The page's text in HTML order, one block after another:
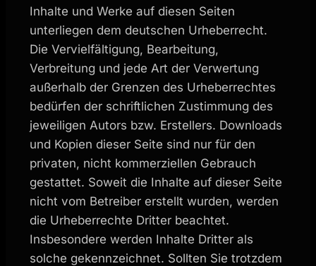
Inhalte und Werke auf diesen Seiten
unterliegen dem deutschen Urheberrecht.
Die Vervielfältigung, Bearbeitung,
Verbreitung und jede Art der Verwertung
außerhalb der Grenzen des Urheberrechtes
bedürfen der schriftlichen Zustimmung des
jeweiligen Autors bzw. Erstellers. Downloads
und Kopien dieser Seite sind nur für den
privaten, nicht kommerziellen Gebrauch
gestattet. Soweit die Inhalte auf dieser Seite
nicht vom Betreiber erstellt wurden, werden
die Urheberrechte Dritter beachtet.
Insbesondere werden Inhalte Dritter als
solche gekennzeichnet. Sollten Sie trotzdem